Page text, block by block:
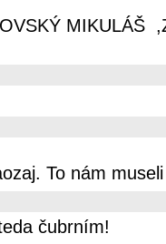
MIKULÁŠ
To nám
čubrním!